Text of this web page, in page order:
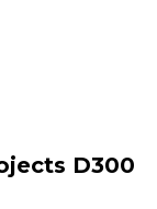
D300